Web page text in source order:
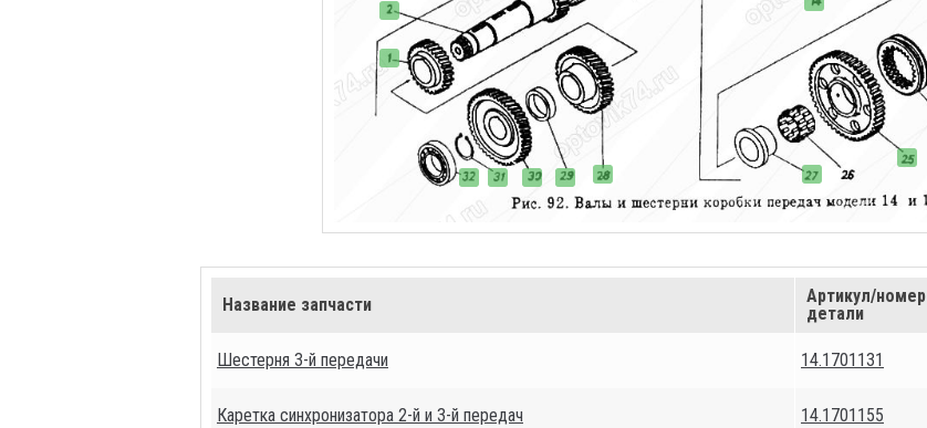
Название запчасти
Артикул/номер
детали
Шестерня 3-й передачи 14.1701131
Каретка синхронизатора 2-й и 3-й передач 14.1701155